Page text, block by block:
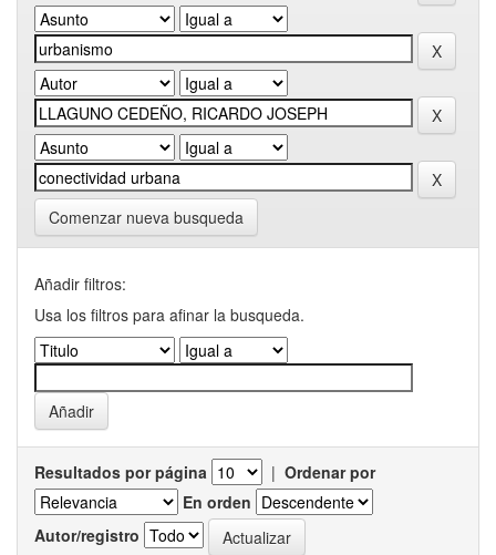
Comenzar nueva busqueda
Añadir filtros:
Usa los filtros para afinar la busqueda.
Resultados por página | Ordenar por
En orden
Autor/registro